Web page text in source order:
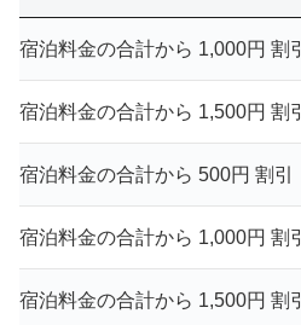
宿泊料金の合計から 1,000円 割引
宿泊料金の合計から 1,500円 割引
宿泊料金の合計から 500円 割引
宿泊料金の合計から 1,000円 割引
宿泊料金の合計から 1,500円 割引